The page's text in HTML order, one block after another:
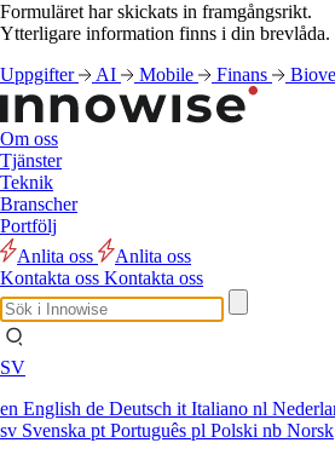
Formuläret har skickats in framgångsrikt.
Ytterligare information finns i din brevlåda.
Uppgifter
AI Mobile Finans
Om oss
Tjänster
Teknik
Branscher
Portfölj
Anlita oss
Anlita oss
Kontakta oss Kontakta oss
SV
en English de Deutsch it Italiano nl
sv Svenska pt Português pl Polski nb Norsk